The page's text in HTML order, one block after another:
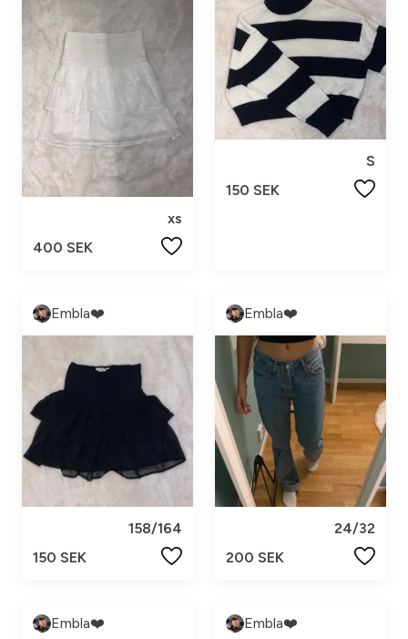
xs
400 SEK
S
150 SEK
Embla❤️
158/164
150 SEK
Embla❤️
24/32
200 SEK
Embla❤️ Embla❤️